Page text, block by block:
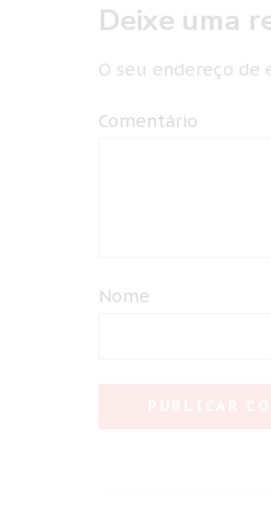
Deixe uma
O seu endereço de
Comentário
Nome